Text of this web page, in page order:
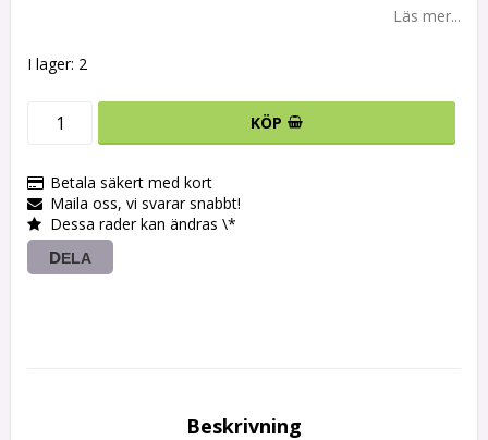
Läs mer...
I lager: 2
KÖP
Betala säkert med kort
Maila oss, vi svarar snabbt!
Dessa rader kan ändras \*
DELA
Beskrivning